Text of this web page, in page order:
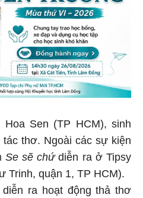
Sen (TP HCM), sinh
thơ. Ngoài các sự kiện
Se sẽ chứdiễn ra ở Tipsy
Trinh, quận 1, TP HCM).
ra hoạt động thả thơ